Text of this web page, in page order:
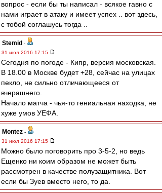
вопрос - если бы ты написал - всякое гавно с
нами играет в атаку и имеет успех .. вот здесь,
с тобой соглашусь тогда ..
Stemid -
31 июл 2016 17:15
Сегодня по погоде - Кипр, версия московская.
В 18.00 в Москве будет +28, сейчас на улицах
пекло, не сильно отличающееся от
вчерашнего.
Начало матча - чья-то гениальная находка, не
хуже умов УЕФА.
Montez -
31 июл 2016 17:15
Можно было поговорить про 3-5-2, но ведь
Ещенко ни коим образом не может быть
рассмотрен в качестве полузащитника. Вот
если бы Зуев вместо него, то да.